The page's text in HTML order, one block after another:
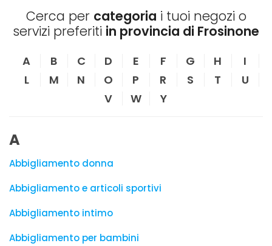
Cerca per categoria i tuoi negozi o
servizi preferiti in provincia di Frosinone
A B C D E F G H
I
L
M N O P R S T
U
V
W Y
A
Abbigliamento donna
Abbigliamento e articoli sportivi
Abbigliamento intimo
Abbigliamento per bambini